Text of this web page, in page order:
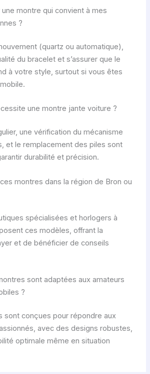
montre qui convient à mes
?
(quartz ou automatique),
du bracelet et s’assurer que le
à votre style, surtout si vous êtes
une montre jante voiture ?
une vérification du mécanisme
et le remplacement des piles sont
durabilité et précision.
montres dans la région de Bron ou
spécialisées et horlogers à
ces modèles, offrant la
et de bénéficier de conseils
sont adaptées aux amateurs
?
sont conçues pour répondre aux
avec des designs robustes,
optimale même en situation